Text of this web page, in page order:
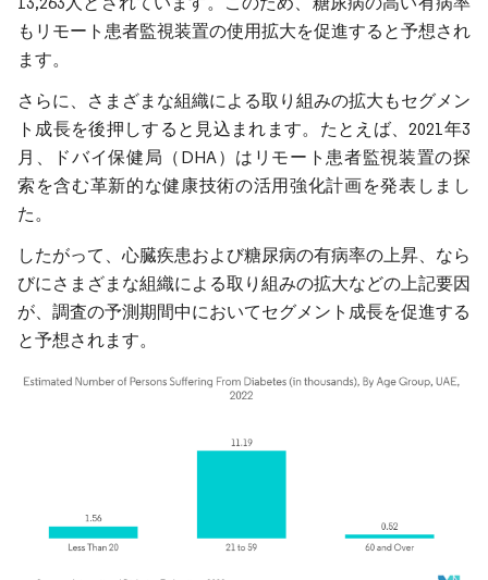
もリモート患者監視装置の使用拡大を促進すると予想され
ます。
さらに、さまざまな組織による取り組みの拡大もセグメン
ト成長を後押しすると見込まれます。たとえば、2021年3
月、ドバイ保健局（DHA）はリモート患者監視装置の探
索を含む革新的な健康技術の活用強化計画を発表しまし
た。
したがって、心臓疾患および糖尿病の有病率の上昇、なら
びにさまざまな組織による取り組みの拡大などの上記要因
が、調査の予測期間中においてセグメント成長を促進する
と予想されます。